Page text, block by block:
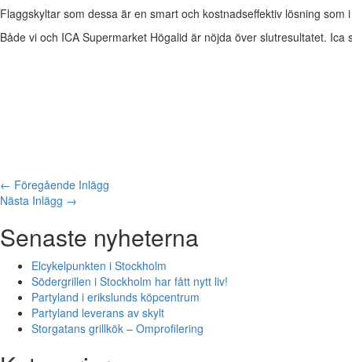
Flaggskyltar som dessa är en smart och kostnadseffektiv lösning som
Både vi och ICA Supermarket Högalid är nöjda över slutresultatet. Ica
← Föregående Inlägg
Nästa Inlägg →
Senaste nyheterna
Elcykelpunkten i Stockholm
Södergrillen i Stockholm har fått nytt liv!
Partyland i erikslunds köpcentrum
Partyland leverans av skylt
Storgatans grillkök – Omprofilering